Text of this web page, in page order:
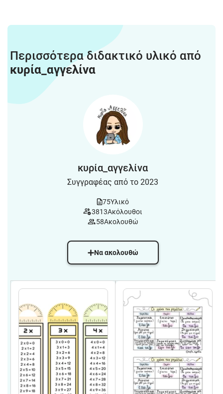
Περισσότερα διδακτικό υλικό από
κυρία_αγγελίνα
κυρία_αγγελίνα
Συγγραφέας από το 2023
75Υλικό
3813Ακόλουθοι
58Ακολουθώ
Να ακολουθώ